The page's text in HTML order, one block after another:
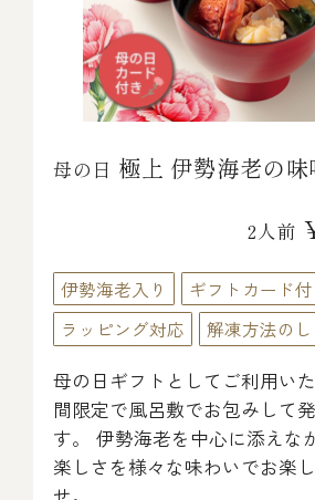
母の日 極上 伊勢海老の味
2人前
伊勢海老入り
ギフトカード付
ラッピング対応
解凍方法の
母の日ギフトとしてご利用い
間限定で風呂敷でお包みして
す。 伊勢海老を中心に添えな
楽しさを様々な味わいでお楽